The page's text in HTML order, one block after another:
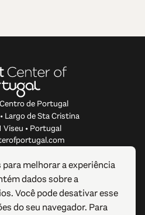
de Portugal
Largo de Sta Cristina
Viseu • Portugal
melhorar a experiência
dados sobre a
Você pode desativar esse
do seu navegador. Para